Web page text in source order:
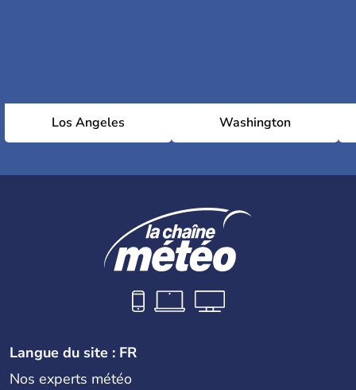
Los Angeles Washington
Langue du site : FR
Nos experts météo